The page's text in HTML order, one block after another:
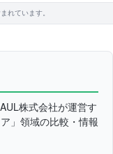
れています。
株式会社が運営す
」領域の比較・情報